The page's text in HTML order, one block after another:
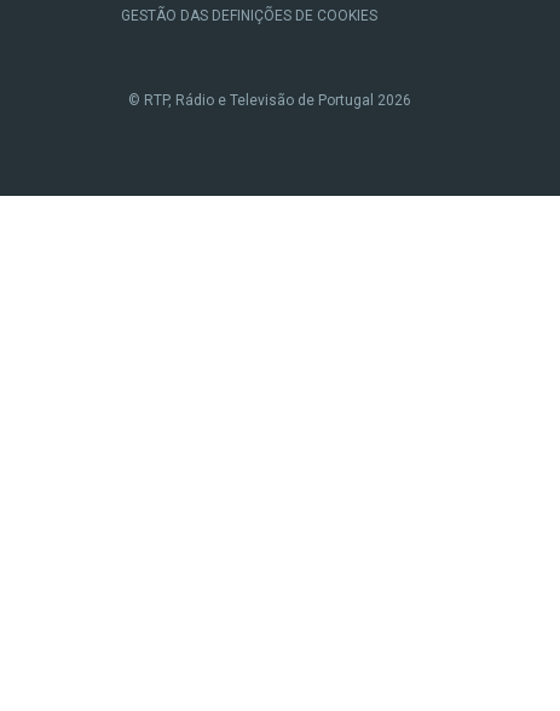
GESTÃO DAS DEFINIÇÕES DE COOKIES
© RTP, Rádio e Televisão de Portugal 2026